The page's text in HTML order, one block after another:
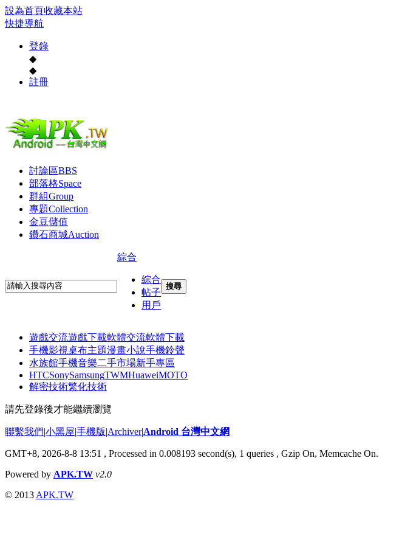
設為首頁收藏本站
快捷導航
登錄
◆
◆
註冊
討論區BBS
部落格Space
群組Group
專題Collection
金豆儲值
鑽石商城Auction
綜合
綜合
帖子
用戶
搜尋
遊戲交流遊戲下載軟體交流軟體下載
手機影視桌布主題漫畫小說手機鈴聲
水族館手機音樂二手市場新手專區
HTCSonySamsungTWMHuaweiMOTO
解密技術繁化技術
請先登錄後才能繼續瀏覽
聯繫我們|小黑屋|手機版|Archiver|Android 台灣中文網
GMT+8, 2026-8-8 13:51 , Processed in 0.008193 second(s), 1 queries , Gzip On, Memcache On.
Powered by APK.TW v2.0
© 2013 APK.TW